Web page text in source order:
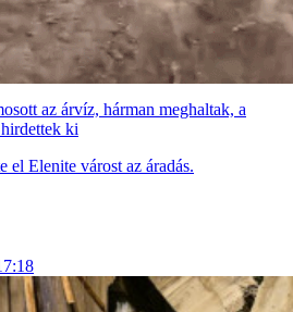
az árvíz, hárman meghaltak, a
ki
el Elenite várost az áradás.